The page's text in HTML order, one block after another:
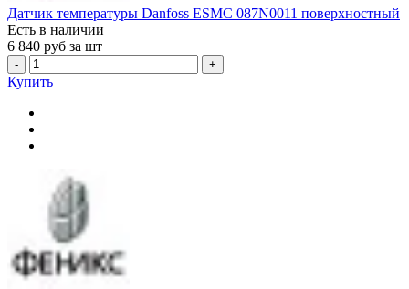
Датчик температуры Danfoss ESMC 087N0011 поверхностный
Есть в наличии
6 840 руб за шт
- +
Купить